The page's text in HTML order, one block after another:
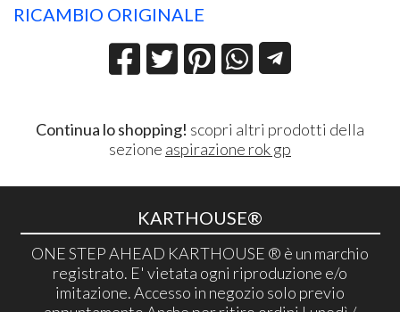
RICAMBIO ORIGINALE
Continua lo shopping! scopri altri prodotti della
sezione aspirazione rok gp
KARTHOUSE®
ONE STEP AHEAD KARTHOUSE ® è un marchio
registrato. E' vietata ogni riproduzione e/o
imitazione. Accesso in negozio solo previo